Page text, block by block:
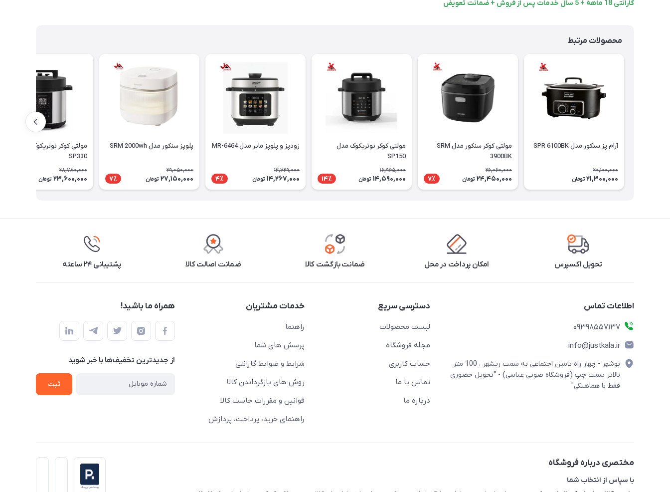
گارانتی 18 ماهه + 5 سال خدمات پس از فروش + ضمانت تعویض
محصولات مرتبط
آرام پز سنکور مدل SPR 6100BK
20,100,000
21,300,000 تومان
مولتی کوکر سنکور مدل SRM
3900BK
26,060,000
24,450,000 تومان 7٪
مولتی کوکر نوتریکوک مدل
SP150
16,965,000
14,590,000 تومان 14٪
زودپز و پلوپز مایر مدل MR-6464
14,729,000
14,267,000 تومان 4٪
پلوپز سنکور مدل SRM 2000wh
29,050,000
27,150,000 تومان 7٪
مولتی کوکر نوتریکوک مدل
SP330
28,780,000
23,600,000 تومان
تحویل اکسپرس امکان پرداخت در محل ضمانت بازگشت کالا ضمانت اصالت کالا پشتیبانی ۲۴ ساعته
اطلاعات تماس
09398557137
info@justkala.ir
بوشهر - چهار راه تامین اجتماعی به سمت ریشهر ، 100 متر
بالاتر سمت چپ (فروشگاه صوتی عباسی) - "تحویل حضوری
فقط با هماهنگی"
دسترسی سریع
لیست محصولات
مجله فروشگاه
حساب کاربری
تماس با ما
درباره ما
خدمات مشتریان
راهنما
پرسش های شما
شرایط و ضوابط گارانتی
روش های بازگرداندن کالا
قوانین و مقررات جاست کالا
راهنمای خرید، پرداخت، پردازش
همراه ما باشید!
از جدید‌ترین تخفیف‌ها با‌ خبر شوید
ثبت
مختصری درباره فروشگاه
با سپاس از انتخاب شما